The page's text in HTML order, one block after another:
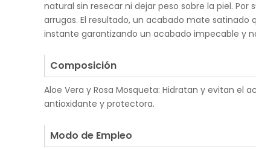
natural sin resecar ni dejar peso sobre la piel. Por
arrugas. El resultado, un acabado mate satinado
instante garantizando un acabado impecable y
Composición
Aloe Vera y Rosa Mosqueta: Hidratan y evitan el
antioxidante y protectora.
Modo de Empleo